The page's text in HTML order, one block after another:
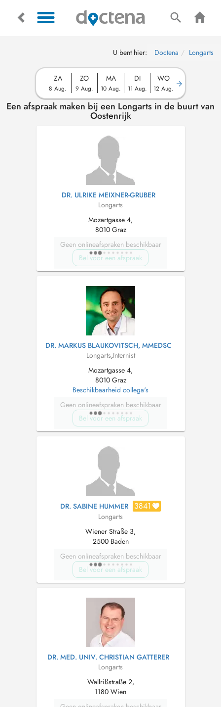
U bent hier: Doctena Longarts
ZA
8 Aug.
ZO
9 Aug.
MA
10 Aug.
DI
11 Aug.
WO
12 Aug.
Een afspraak maken bij een Longarts in de buurt van
Oostenrijk
DR. ULRIKE MEIXNER-GRUBER
Longarts
Mozartgasse 4,
8010 Graz
Geen onlineafspraken beschikbaar
Bel voor een afspraak
DR. MARKUS BLAUKOVITSCH, MMEDSC
Longarts,Internist
Mozartgasse 4,
8010 Graz
Beschikbaarheid collega's
Geen onlineafspraken beschikbaar
Bel voor een afspraak
DR. SABINE HUMMER 3841
Longarts
Wiener Straße 3,
2500 Baden
Geen onlineafspraken beschikbaar
Bel voor een afspraak
DR. MED. UNIV. CHRISTIAN GATTERER
Longarts
Wallrißstraße 2,
1180 Wien